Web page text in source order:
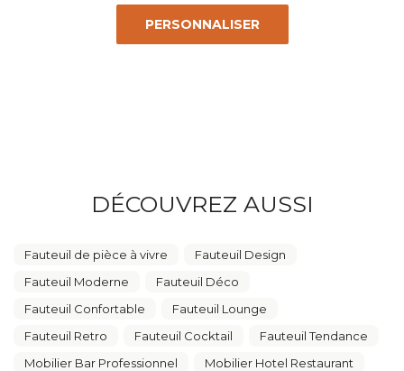
PERSONNALISER
DÉCOUVREZ AUSSI
Fauteuil de pièce à vivre
Fauteuil Design
Fauteuil Moderne
Fauteuil Déco
Fauteuil Confortable
Fauteuil Lounge
Fauteuil Retro
Fauteuil Cocktail
Fauteuil Tendance
Mobilier Bar Professionnel
Mobilier Hotel Restaurant